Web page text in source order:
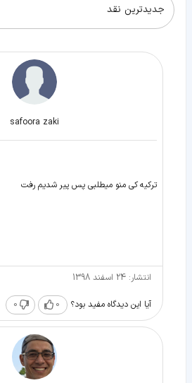
جدیدترین نقد
safoora zaki
تركيه كى منو ميطلبى پس پير شديم رفت
انتشار: 24 اسفند 1398
آیا این دیدگاه مفید بود؟ 0
0